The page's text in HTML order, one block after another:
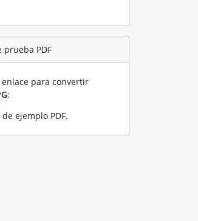
prueba PDF
enlace para convertir
:
ejemplo PDF.